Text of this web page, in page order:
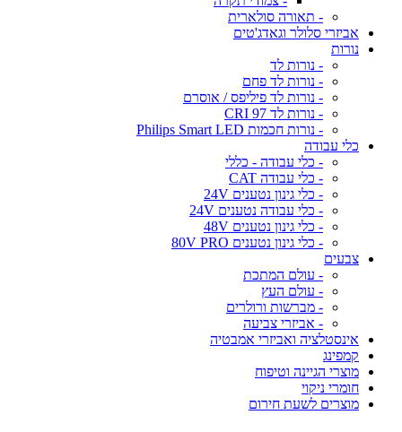
- תאורה סולארית
אביזרי סלולר וגאדג'טים
נורות
- נורות לד
- נורות לד פחם
- נורות לד פיליפס / אוסרם
- נורות לד CRI 97
- נורות חכמות Philips Smart LED
כלי עבודה
- כלי עבודה - כללי
- כלי עבודה CAT
- כלי גינון נטענים 24V
- כלי עבודה נטענים 24V
- כלי גינון נטענים 48V
- כלי גינון נטענים 80V PRO
צבעים
- עולם המתכת
- עולם העץ
- מברשות ורולרים
- אביזרי צביעה
אינסטלציה ואביזרי אמבטיה
קמפינג
מוצרי הגיינה וטיפוח
חומרי ניקוי
מוצרים לשעת חירום